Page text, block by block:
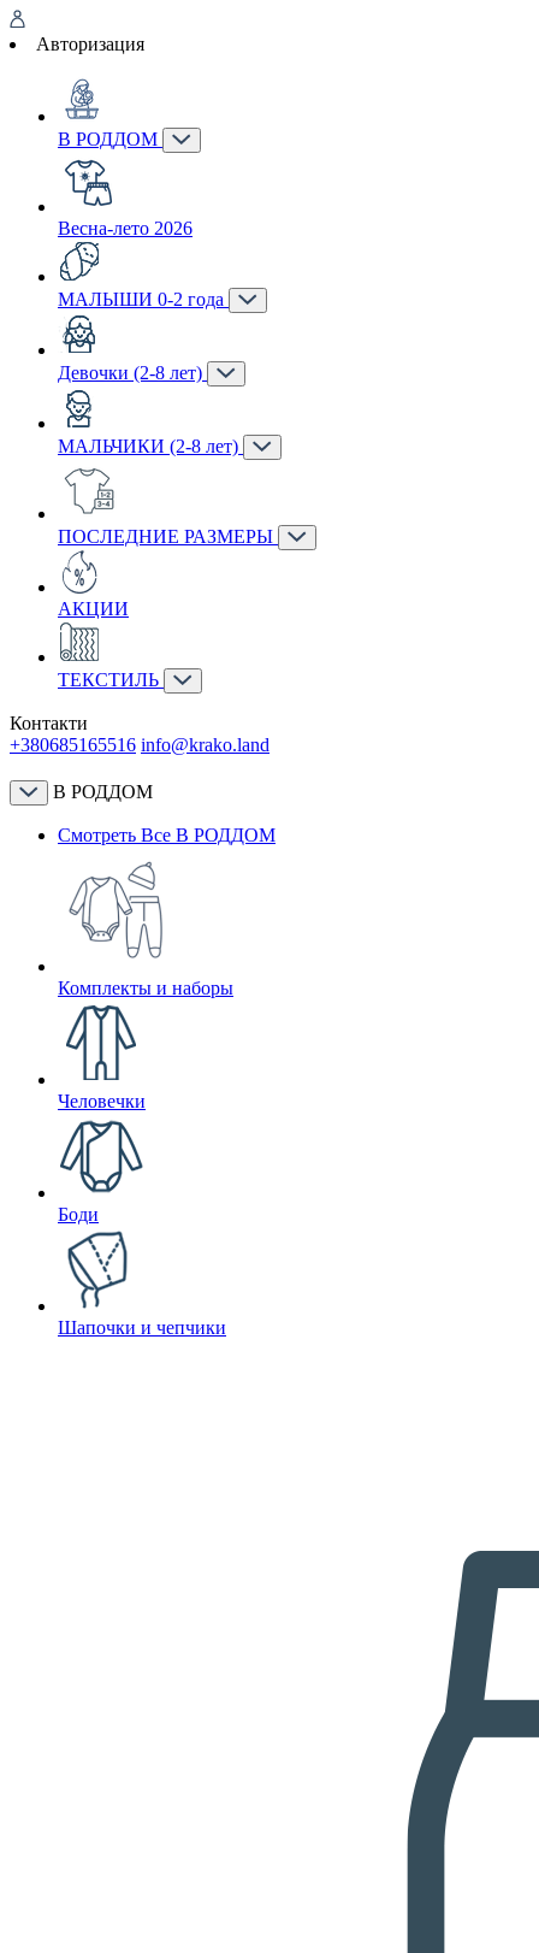
Авторизация
В РОДДОМ
Весна-лето 2026
МАЛЫШИ 0-2 года
Девочки (2-8 лет)
МАЛЬЧИКИ (2-8 лет)
ПОСЛЕДНИЕ РАЗМЕРЫ
АКЦИИ
ТЕКСТИЛЬ
Контакти
+380685165516 info@krako.land
В РОДДОМ
Смотреть Все В РОДДОМ
Комплекты и наборы
Человечки
Боди
Шапочки и чепчики